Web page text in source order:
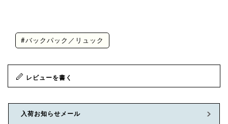
#バックパック／リュック
レビューを書く
入荷お知らせメール